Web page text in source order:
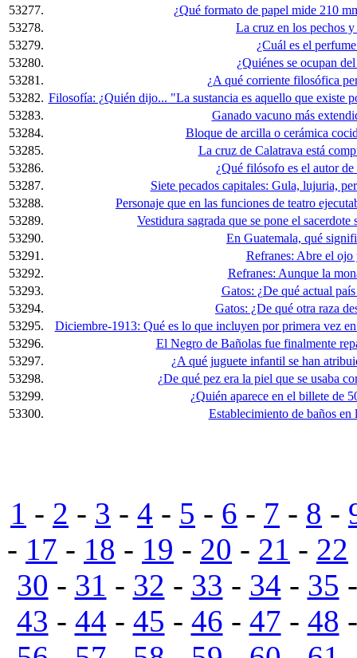
53277.
¿Qué formato de papel mide 210
53278.
La cruz en los pechos
53279.
¿Cuál es el
53280.
¿Quiénes se ocupan
53281.
¿A qué corriente filosófica
53282. Filosofía: ¿Quién dijo... "La sustancia es aquello que existe
53283.
Ganado vacuno más
53284.
Bloque de arcilla o cerámica
53285.
La cruz de Calatrava está
53286.
¿Qué filósofo es el autor de
53287.
Siete pecados capitales: Gula, lujuria,
53288.
Personaje que en las funciones de teatro
53289.
Vestidura sagrada que se pone el
53290.
En Guatemala, qué
53291.
Refranes: Abre el ojo
53292.
Refranes: Aunque la
53293.
Gatos: ¿De qué actual
53294.
Gatos: ¿De qué otra raza
53295.
Diciembre-1913: Qué es lo que incluyen por primera vez
53296.
El Negro de Bañolas fue finalmente
53297.
¿A qué juguete infantil se han
53298.
¿De qué pez era la piel que se usaba
53299.
¿Quién aparece en el billete de
53300.
Establecimiento de baños en
1 - 2 - 3 - 4 - 5 - 6 - 7 - 8 -
- 17 - 18 - 19 - 20 - 21 - 22
30 - 31 - 32 - 33 - 34 - 35
43 - 44 - 45 - 46 - 47 - 48